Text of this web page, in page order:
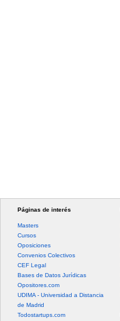
Páginas de interés
Masters
Cursos
Oposiciones
Convenios Colectivos
CEF Legal
Bases de Datos Jurídicas
Opositores.com
UDIMA - Universidad a Distancia
de Madrid
Todostartups.com